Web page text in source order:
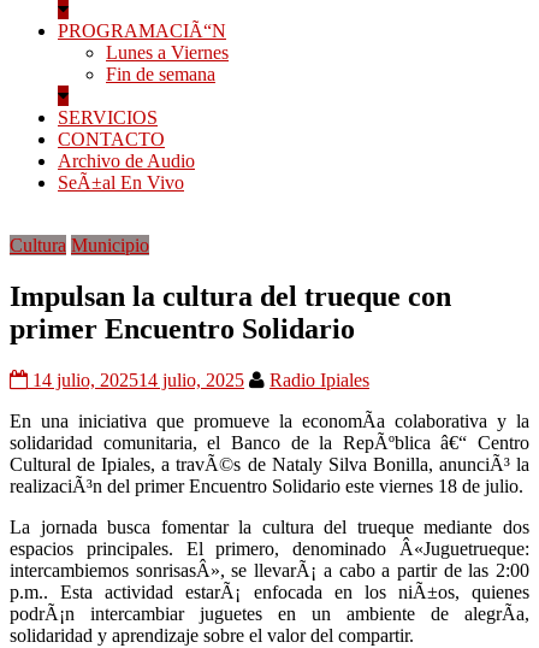
PROGRAMACIÃ“N
Lunes a Viernes
Fin de semana
SERVICIOS
CONTACTO
Archivo de Audio
SeÃ±al En Vivo
Cultura Municipio
Impulsan la cultura del trueque con
primer Encuentro Solidario
14 julio, 202514 julio, 2025
Radio Ipiales
En una iniciativa que promueve la economÃ­a colaborativa y la
solidaridad comunitaria, el Banco de la RepÃºblica â€“ Centro
Cultural de Ipiales, a travÃ©s de Nataly Silva Bonilla, anunciÃ³ la
realizaciÃ³n del primer Encuentro Solidario este viernes 18 de julio.
La jornada busca fomentar la cultura del trueque mediante dos
espacios principales. El primero, denominado Â«Juguetrueque:
intercambiemos sonrisasÂ», se llevarÃ¡ a cabo a partir de las 2:00
p.m.. Esta actividad estarÃ¡ enfocada en los niÃ±os, quienes
podrÃ¡n intercambiar juguetes en un ambiente de alegrÃ­a,
solidaridad y aprendizaje sobre el valor del compartir.